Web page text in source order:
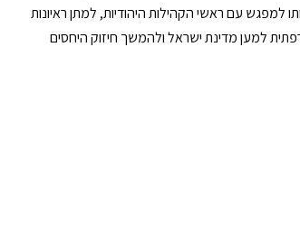
למפגש עם ראשי הקהילות היהודיות, למתן ראיונות
למען מדינת ישראל ולהמשך חיזוק היחסים